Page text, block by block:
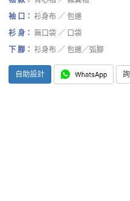
袖 口： 衫身布 ／ 包邊
衫 身： 無口袋 ／ 口袋
下 腳： 衫身布 ／ 包邊／弧腳
自助設計